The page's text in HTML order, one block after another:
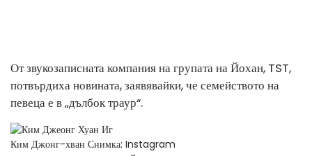
От звукозаписната компания на групата на Йохан, TST,
потвърдиха новината, заявявайки, че семейството на
певеца е в „дълбок траур“.
Ким Джонг-хван Снимка: Instagram